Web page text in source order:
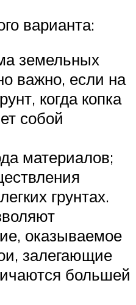
варианта:
земельных
важно, если на
когда копка
собой
материалов;
грунтах.
оказываемое
залегающие
большей